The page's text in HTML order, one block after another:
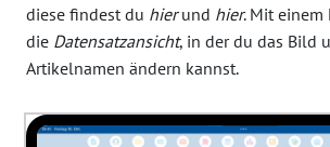
diese findest du hierund hier. Mit
die Datensatzansicht, in der du das Bild
Artikelnamen ändern kannst.